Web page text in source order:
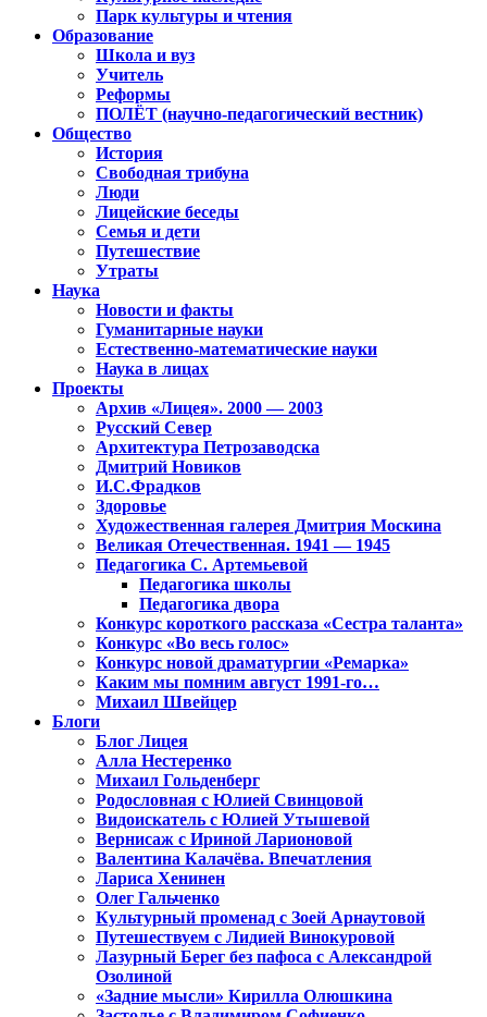
Парк культуры и чтения
Образование
Школа и вуз
Учитель
Реформы
ПОЛЁТ (научно-педагогический вестник)
Общество
История
Свободная трибуна
Люди
Лицейские беседы
Семья и дети
Путешествие
Утраты
Наука
Новости и факты
Гуманитарные науки
Естественно-математические науки
Наука в лицах
Проекты
Архив «Лицея». 2000 — 2003
Русский Север
Архитектура Петрозаводска
Дмитрий Новиков
И.С.Фрадков
Здоровье
Художественная галерея Дмитрия Москина
Великая Отечественная. 1941 — 1945
Педагогика С. Артемьевой
Педагогика школы
Педагогика двора
Конкурс короткого рассказа «Сестра таланта»
Конкурс «Во весь голос»
Конкурс новой драматургии «Ремарка»
Каким мы помним август 1991-го…
Михаил Швейцер
Блоги
Блог Лицея
Алла Нестеренко
Михаил Гольденберг
Родословная с Юлией Свинцовой
Видоискатель с Юлией Утышевой
Вернисаж с Ириной Ларионовой
Валентина Калачёва. Впечатления
Лариса Хенинен
Олег Гальченко
Культурный променад с Зоей Арнаутовой
Путешествуем с Лидией Винокуровой
Лазурный Берег без пафоса с Александрой
Озолиной
«Задние мысли» Кирилла Олюшкина